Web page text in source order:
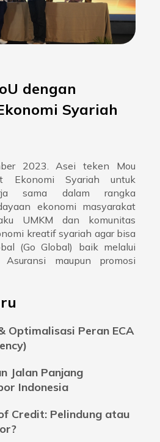
dengan
Syariah
2023. Asei teken Mou
Ekonomi Syariah untuk
sama dalam rangka
ekonomi masyarakat
UMKM dan komunitas
kreatif syariah agar bisa
(Go Global) baik melalui
maupun promosi
Optimalisasi Peran ECA
Jalan Panjang
Indonesia
Credit: Pelindung atau